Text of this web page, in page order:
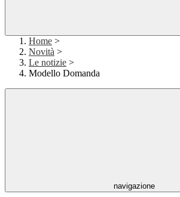
Home >
Novità >
Le notizie >
Modello Domanda
navigazione